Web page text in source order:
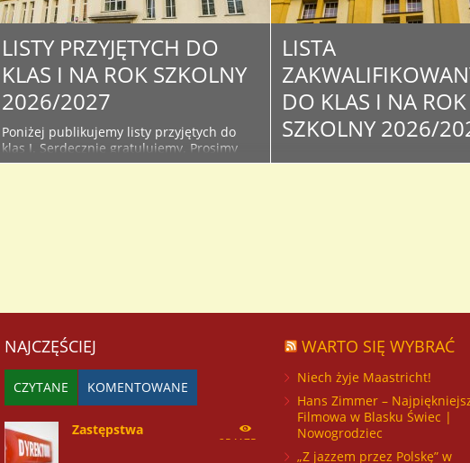
LISTY PRZYJĘTYCH DO
KLAS I NA ROK SZKOLNY
2026/2027
Poniżej publikujemy listy przyjętych do
klas I. Serdecznie gratulujemy. Prosimy
śledzić bieżące informacje na stronie i
LISTA
DO KLAS I NA ROK
SZKOLNY 2026/
Poniżej publikujemy listy
NAJCZĘŚCIEJ
CZYTANE KOMENTOWANE
Zastępstwa
254175
WARTO SIĘ WYBRAĆ
Niech żyje Maastricht!
Hans Zimmer –
Filmowa w Blasku Świec |
Nowogrodziec
„Z jazzem przez Polskę” w